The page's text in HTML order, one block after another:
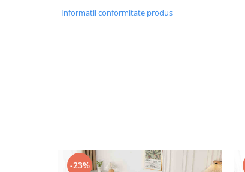
Informatii conformitate produs
-23%